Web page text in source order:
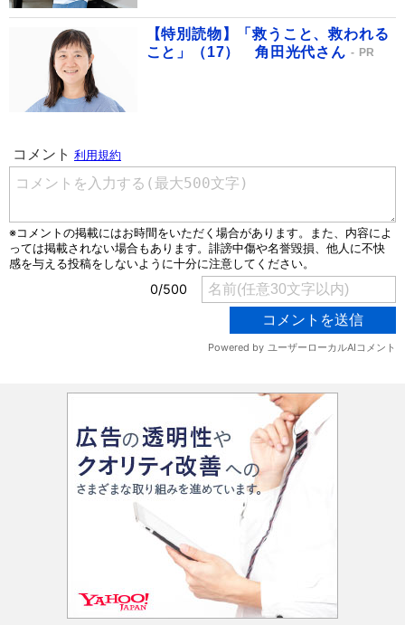
【特別読物】「救うこと、救われる
こと」（17） 角田光代さん
PR